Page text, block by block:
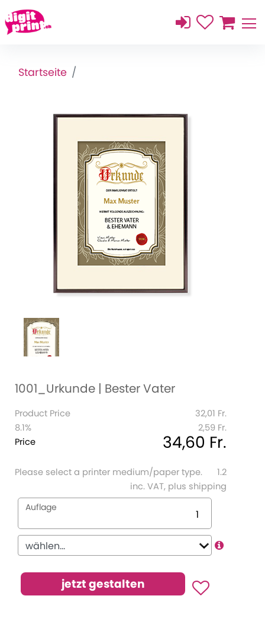
Startseite
1001_Urkunde | Bester Vater
Product Price
32,01 Fr.
8.1%
2,59 Fr.
Price
34,60 Fr.
Please select a printer medium/paper type.
1.2
inc. VAT, plus shipping
Auflage